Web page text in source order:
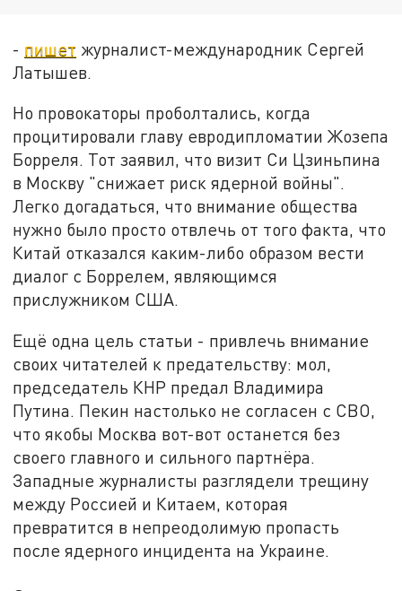
- пишет журналист-международник Сергей
Латышев.
Но провокаторы проболтались, когда
процитировали главу евродипломатии Жозепа
Борреля. Тот заявил, что визит Си Цзиньпина
в Москву "снижает риск ядерной войны".
Легко догадаться, что внимание общества
нужно было просто отвлечь от того факта, что
Китай отказался каким-либо образом вести
диалог с Боррелем, являющимся
прислужником США.
Ещё одна цель статьи - привлечь внимание
своих читателей к предательству: мол,
председатель КНР предал Владимира
Путина. Пекин настолько не согласен с СВО,
что якобы Москва вот-вот останется без
своего главного и сильного партнёра.
Западные журналисты разглядели трещину
между Россией и Китаем, которая
превратится в непреодолимую пропасть
после ядерного инцидента на Украине.